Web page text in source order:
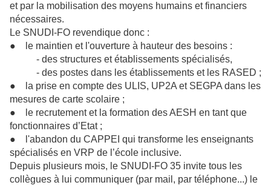
et par la mobilisation des moyens humains et financiers
nécessaires.
Le SNUDI-FO revendique donc :
● le maintien et l'ouverture à hauteur des besoins :
- des structures et établissements spécialisés,
- des postes dans les établissements et les RASED ;
● la prise en compte des ULIS, UP2A et SEGPA dans les
mesures de carte scolaire ;
● le recrutement et la formation des AESH en tant que
fonctionnaires d’Etat ;
● l'abandon du CAPPEI qui transforme les enseignants
spécialisés en VRP de l’école inclusive.
Depuis plusieurs mois, le SNUDI-FO 35 invite tous les
collègues à lui communiquer (par mail, par téléphone...) le